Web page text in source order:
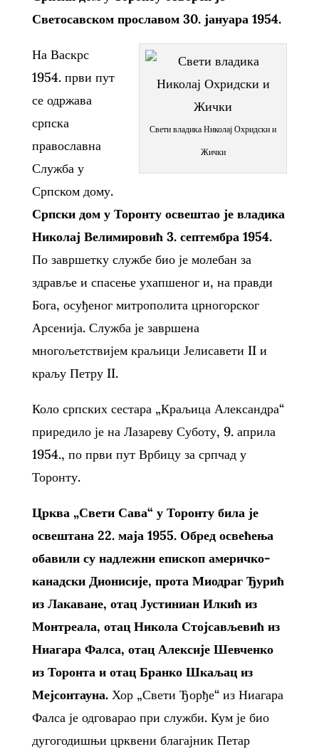
Светосавском прославом 30. јануара 1954.
Свети владика Николај Охридски и
Жички
На Васкрс
1954. први пут
се одржава
српска
православна
Служба у
Српском дому.
Српски дом у Торонту освештао је владика
Николај Велимировић 3. септембра 1954.
По завршетку службе био је молебан за
здравље и спасење ухапшеног и, на правди
Бога, осуђеног митрополита црногорског
Арсенија. Служба је завршена
многољетствијем краљици Јелисавети II и
краљу Петру II.
Коло српских сестара „Краљица Александра“
приредило је на Лазареву Суботу, 9. априла
1954., по први пут Врбицу за српчад у
Торонту.
Црква „Свети Сава“ у Торонту била је
освештана 22. маја 1955. Обред освећења
обавили су надлежни епископ америчко-
канадски Дионисије, прота Миодраг Ђурић
из Лакаване, отац Јустиниан Илкић из
Монтреала, отац Никола Стојсављевић из
Ниагара Фалса, отац Алексије Шевченко
из Торонта и отац Бранко Шкаљац из
Мејсонтауна.Хор „Свети Ђорђе“ из Ниагара
Фалса је одговарао при служби. Кум је био
дугогодишњи црквени благајник Петар